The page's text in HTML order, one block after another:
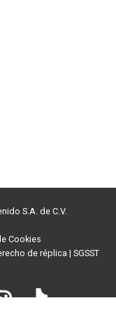
S.A. de C.V.
Cookies
de réplica | SGSST